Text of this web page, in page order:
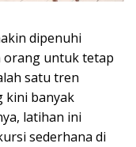
dipenuhi
orang untuk tetap
satu tren
kini banyak
latihan ini
sederhana di